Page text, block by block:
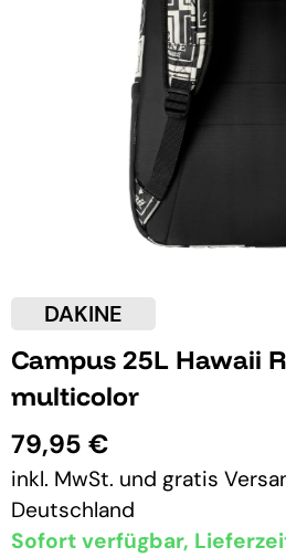
DAKINE
Campus 25L Hawaii
multicolor
79,95 €
inkl. MwSt. und gratis
Deutschland
Sofort verfügbar,